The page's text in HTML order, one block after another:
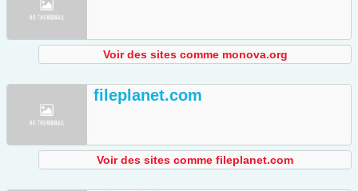
Voir des sites comme monova.org
fileplanet.com
Voir des sites comme fileplanet.com